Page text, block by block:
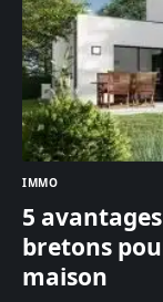
IMMO
5
bretons
maison